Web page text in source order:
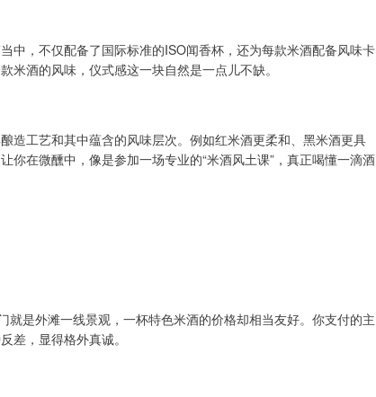
中，不仅配备了国际标准的ISO闻香杯，还为每款米酒配备风味卡
米酒的风味，仪式感这一块自然是一点儿不缺。
造工艺和其中蕴含的风味层次。例如红米酒更柔和、黑米酒更具
在微醺中，像是参加一场专业的“米酒风土课”，真正喝懂一滴酒
是外滩一线景观，一杯特色米酒的价格却相当友好。你支付的主
差，显得格外真诚。